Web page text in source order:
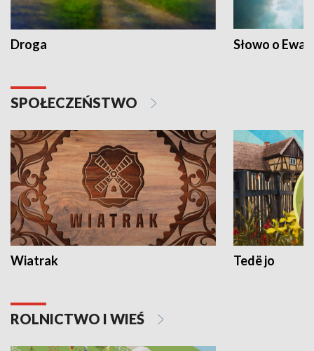
Droga Słowo o
SPOŁECZEŃSTWO
Wiatrak Tedë jo
ROLNICTWO I WIEŚ